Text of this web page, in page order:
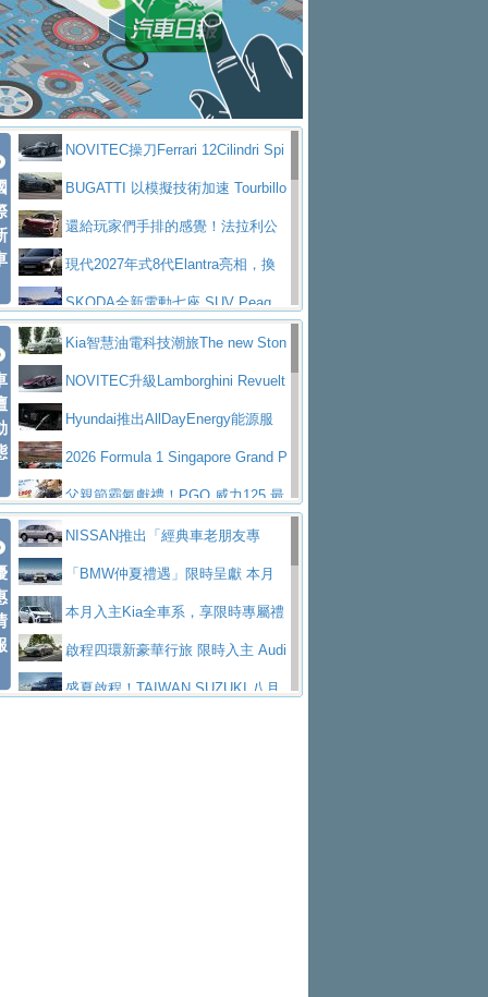
隊表現精彩淨零減碳指標性應用 純電動水泥預
拌車 消防車除了滅火裝備還需要什麼？
一探SITRAK “準” 消防車的究竟
大益金龍初試啼聲，汽柴油5噸貨車
不是對手正宗年鑑2025年全球自動車年鑑1月
下旬問世！2024第六屆ISUZU運轉職人挑戰賽
首度前進南台灣熱烈開戰
豪華電能休旅新星 Audi Q4 Sportba
ck 55 e-tron S lineScania Taiwan 逆風而行，加深力
道投資布局
大型 SUV 鎖定七人座豪華市場
BMW攜手漫威電影【蜘蛛人：重生
日】 Skoda 發表全新 Peaq 內裝：七人
座純電旗艦 SUV，行李廂最大可達 935 公
升
全新純電 Mercedes-Benz C 400 4
MATIC Electric 登場
奢華與科技大躍進，MAZDA全新3
代CX-5全方位進化提前亮相並展開預售94.9
萬起
馬自達公布 2027 年式 MX-5 更
新，新增 Yakudo 特別版
Skoda Peaq 發表全新電動動力系
統 最長續航逾 640 公里、支援雙向供電
BMW M2 首度導入 xDrive 四驅，
美國與瑞士需求成關鍵推手
The all-new T-Roc 魅力 自成焦點
Maserati GT2 Stradale「Tribute to
MC12」全球首度亮相
迎接 RANGE ROVER 品牌家族第
五位成員 全新 RANGE ROVER GT 預告登
場
造型華麗時尚、科技座艙再進化，P
eugeot 208小改款發表上市94.8萬起
NOVITEC操刀Ferrari 12Cilindri Spi
der 碳纖維空力、鍛造輪圈與Inconel排氣
上身
BUGATTI 以模擬技術加速 Tourbillo
n 動態開發還給玩家們手排的感覺！法拉利公
布12Cilidri Manaule手排超跑產品細節
現代2027年式8代Elantra亮相，換
裝更銳利的造型、更先進的資訊娛樂系統及
更高效的動力
SKODA全新電動七座 SUV Peaq
問世，擁有品牌史上最寬敞且豪華的座艙
AUDI推出首款高性能油電超跑Nuvo
lari，0到100公里加速2.6秒、極速350公里
／小時
百年三叉戟傳奇再啟程 Maserati 重
返 1000 Miglia 傳承競速榮耀
法拉利首款純電跑車Luce亮相，最
大馬力超過1000匹並具備530公里最大續航
里程
小車大空間、座艙科技更先進，SK
ODA發表全新純電跨界休旅Eipq祭平民化車
價89萬起
賓士AMG.EA專屬平台首作，Merc
edes-AMG 全新GT 4-Door Coupe全球首發
福斯推出首款GTI純電性能掀背ID.
Polo GTI，擁有226匹馬力和零百加速 6.8
秒的實力
Jaguar 公布四門 GT車款正式車名
為JAGUAR TYPE 01
終於跟上進度，LEXUS發表首款三
排六座純電旗艦休旅 TZ
有錢也買不到的Golf R！福斯打造
全新Golf R 24h賽車將挑戰紐柏林24小時耐
SKODA公布全新小型純電跨界休旅
Kia智慧油電科技潮旅The new Ston
ic 1-7月累計銷量創歷史新高
NOVITEC升級Lamborghini Revuelt
o 綜效輸出增至1,048匹
Hyundai推出AllDayEnergy能源服
務 讓電動車化身行動儲能系統
2026 Formula 1 Singapore Grand P
rix 新加坡大獎賽 Audi 極速之旅開放報名
父親節霸氣獻禮！PGO 威力125 最
低入手價 $60,900 起 省油ｘ安全ｘ大空間
陪爸爸輕鬆
HYUNDAI PORTER II逆勢成長，
勇奪中型貨車銷售冠軍
和運租車榮獲國家品牌玉山獎 以智
慧移動與綠能創新
福斯商旅挺頭家 推出「德系質感 精
算圓夢」專案格上租車暑期享8% LINE POINTS
回饋 再抽黑鑰匙尊榮禮遇
NISSAN X-TRAIL 上市首月銷量
NISSAN推出「經典車老朋友專
案」 以匠人精神煥新珍品座駕
「BMW仲夏禮遇」限時呈獻 本月
入主即享尊榮豪華五星假期 多元優購方案
同步實施
本月入主Kia全車系，享限時專屬禮
遇 啟程四環新豪華行旅 限時入主 Audi
A6 旗艦陣容 低月付5,888元起及3 年乙式險
盛夏啟程！TAIWAN SUZUKI 八月